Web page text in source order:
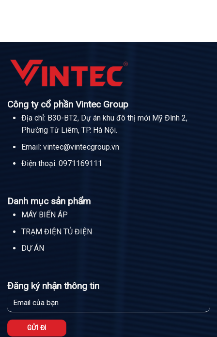
Công ty cổ phần Vintec Group
Địa chỉ: B30-BT2, Dự án khu đô thị mới Mỹ Đình 2,
Phường Từ Liêm, TP. Hà Nội.
Email:vintec@vintecgroup.vn
Điện thoại:0971169111
Danh mục sản phẩm
MÁY BIẾN ÁP
TRẠM ĐIỆN TỦ ĐIỆN
DỰ ÁN
Đăng ký nhận thông tin